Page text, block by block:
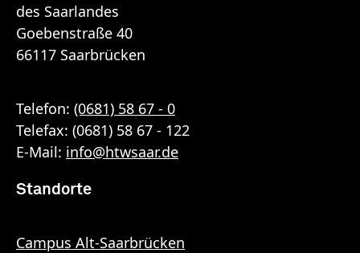
des Saarlandes
Goebenstraße 40
66117 Saarbrücken
Telefon: (0681) 58 67 - 0
Telefax: (0681) 58 67 - 122
E-Mail: info@htwsaar.de
Standorte
Campus Alt-Saarbrücken